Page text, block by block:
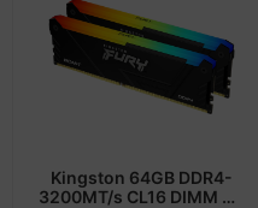
Kingston 64GB DDR4-
3200MT/s CL16 DIMM Kit